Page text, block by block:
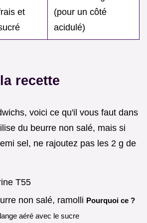
et
(pour un côté
acidulé)
recette
voici ce qu'il vous faut dans
du beurre non salé, mais si
sel, ne rajoutez pas les 2 g de
T55
non salé, ramolli Pourquoi ce ?
aéré avec le sucre